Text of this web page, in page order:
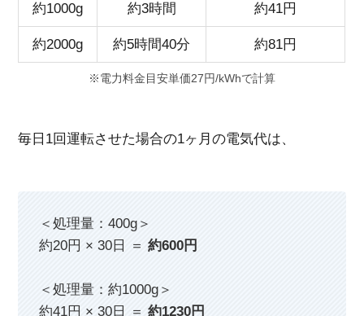
約1000g 約3時間 約41円
約2000g 約5時間40分 約81円
※電力料金目安単価27円/kWhで計算
毎日1回運転させた場合の1ヶ月の電気代は、
＜処理量：400g＞
約20円 × 30日 ＝ 約600円
＜処理量：約1000g＞
約41円 × 30日 ＝ 約1230円